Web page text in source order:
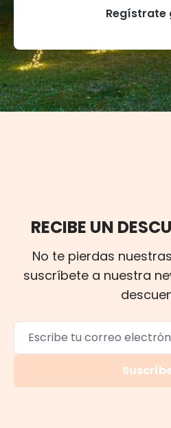
Regístrate
RECIBE UN
No te pierdas
suscríbete a nuestra